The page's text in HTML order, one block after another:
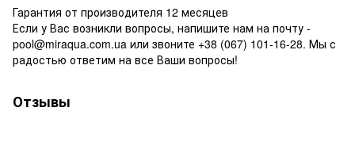
Гарантия от производителя 12 месяцев
Если у Вас возникли вопросы, напишите нам на почту -
pool@miraqua.com.ua или звоните +38 (067) 101-16-28. Мы с
радостью ответим на все Ваши вопросы!
Отзывы